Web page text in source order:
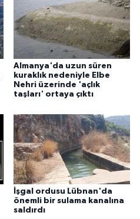
Almanya'da uzun süren
kuraklık nedeniyle Elbe
Nehri üzerinde 'açlık
taşları' ortaya çıktı
İşgal ordusu Lübnan'da
önemli bir sulama kanalına
saldırdı